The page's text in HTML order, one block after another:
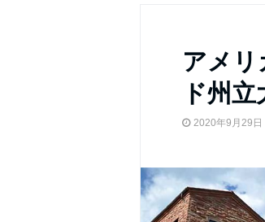
アメリ
ド州
2020年9月29日